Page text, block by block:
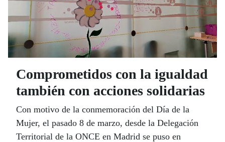
Comprometidos con la igualdad
también con acciones solidarias
Con motivo de la conmemoración del Día de la
Mujer, el pasado 8 de marzo, desde la Delegación
Territorial de la ONCE en Madrid se puso en